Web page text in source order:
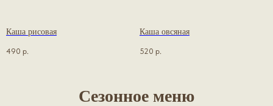
Каша рисовая
490 р.
Каша овсяная
520 р.
Сезонное меню